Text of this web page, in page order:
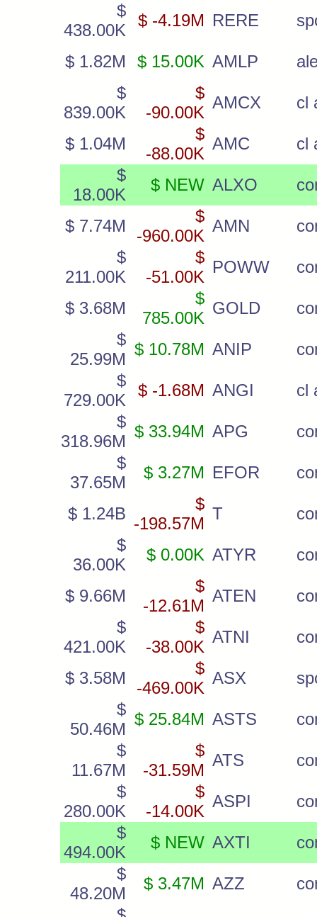
$
438.00K
$ -4.19M RERE
$ 1.82M $ 15.00K AMLP
$
839.00K
$
-90.00K
AMCX cl
$ 1.04M
$
-88.00K
AMC
cl
$
18.00K
$ NEW ALXO
$ 7.74M
$
-960.00K
AMN
$
211.00K
$
-51.00K
POWW
$ 3.68M
$
785.00K
GOLD
$
25.99M
$ 10.78M ANIP
$
729.00K
$ -1.68M ANGI
cl
$
318.96M
$ 33.94M APG
$
37.65M
$ 3.27M EFOR
$ 1.24B
$
-198.57M
T
$
36.00K
$ 0.00K ATYR
$ 9.66M
$
-12.61M
ATEN
$
421.00K
$
-38.00K
ATNI
$ 3.58M
$
-469.00K
ASX
$
50.46M
$ 25.84M ASTS
$
11.67M
$
-31.59M
ATS
$
280.00K
$
-14.00K
ASPI
$
494.00K
$ NEW AXTI
$
48.20M
$ 3.47M AZZ